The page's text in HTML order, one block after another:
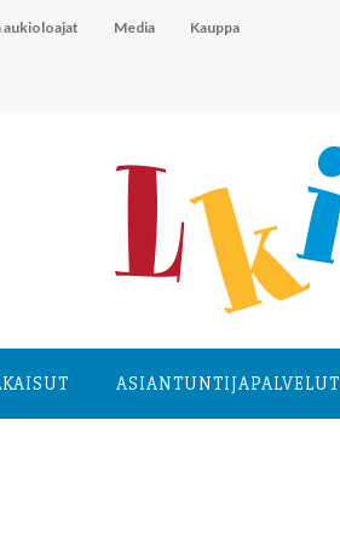
Media Kauppa
ASIANTUNTIJA­PALVELUT